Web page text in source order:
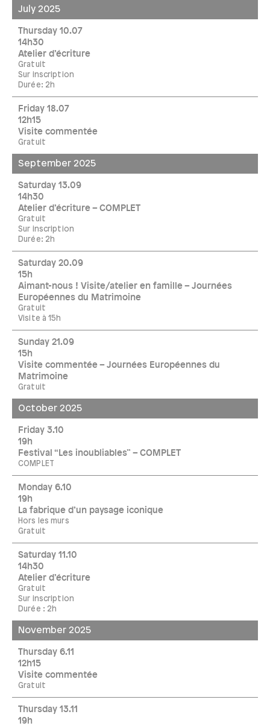
July 2025
Thursday 10.07
14h30
Atelier d’écriture
Gratuit
Sur inscription
Durée: 2h
Friday 18.07
12h15
Visite commentée
Gratuit
September 2025
Saturday 13.09
14h30
Atelier d’écriture – COMPLET
Gratuit
Sur inscription
Durée: 2h
Saturday 20.09
15h
Aimant-nous ! Visite/atelier en famille – Journées
Européennes du Matrimoine
Gratuit
Visite à 15h
Sunday 21.09
15h
Visite commentée – Journées Européennes du
Matrimoine
Gratuit
October 2025
Friday 3.10
19h
Festival “Les inoubliables” – COMPLET
COMPLET
Monday 6.10
19h
La fabrique d’un paysage iconique
Hors les murs
Gratuit
Saturday 11.10
14h30
Atelier d’écriture
Gratuit
Sur inscription
Durée : 2h
November 2025
Thursday 6.11
12h15
Visite commentée
Gratuit
Thursday 13.11
19h